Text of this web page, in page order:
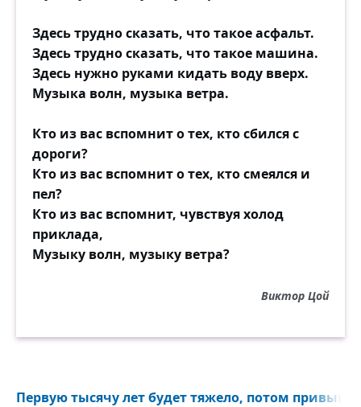
Здесь трудно сказать, что такое асфальт.
Здесь трудно сказать, что такое машина.
Здесь нужно руками кидать воду вверх.
Музыка волн, музыка ветра.
Кто из вас вспомнит о тех, кто сбился с
дороги?
Кто из вас вспомнит о тех, кто смеялся и
пел?
Кто из вас вспомнит, чувствуя холод
приклада,
Музыку волн, музыку ветра?
Виктор Цой
Первую тысячу лет будет тяжело, потом